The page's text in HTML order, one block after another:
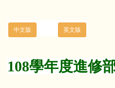
108學年度進修